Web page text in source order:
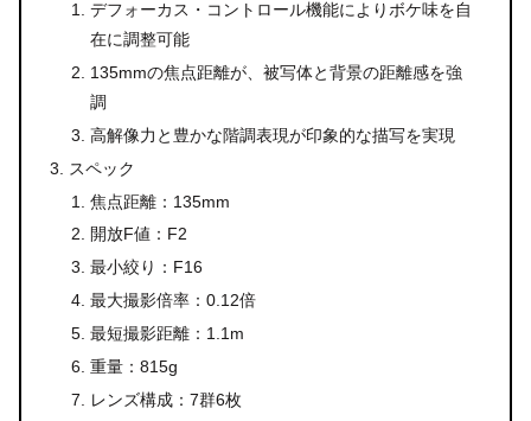
デフォーカス・コントロール機能によりボケ味を自
在に調整可能
135mmの焦点距離が、被写体と背景の距離感を強
調
高解像力と豊かな階調表現が印象的な描写を実現
スペック
焦点距離：135mm
開放F値：F2
最小絞り：F16
最大撮影倍率：0.12倍
最短撮影距離：1.1m
重量：815g
レンズ構成：7群6枚